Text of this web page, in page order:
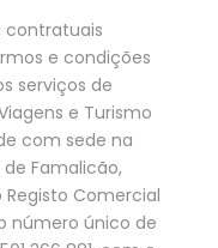
contratuais
e condições
serviços de
e Turismo
com sede na
de Famalicão,
Comercial
número único de